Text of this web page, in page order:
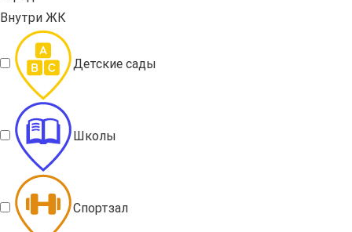
Внутри ЖК
Детские сады
Школы
Спортзал